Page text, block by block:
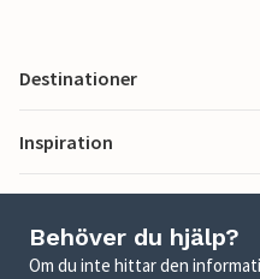
Destinationer
Inspiration
Behöver du hjälp?
Om du inte hittar den